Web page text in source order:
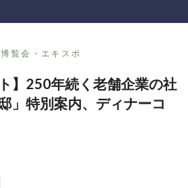
覧会・エキスポ
】250年続く老舗企業の社
」特別案内、ディナーコ